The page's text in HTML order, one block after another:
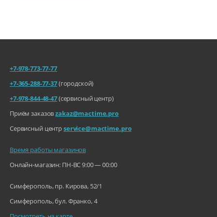
Разрешение:
12 Мп (широкоуголь
Диафрагма:
Зум:
Стабилизация:
Автоматическая стаб
Функции и технологии:
(до 63 Мп)
+7-978-773-77-77
+7-365-288-77-37(городской)
+7-978-844-48-47(сервисный центр)
Приём заказовzakaz@mactime.pro
Сервисный центрservice@mactime.pro
Время работы магазинов
Онлайн-магазин: ПН-ВС 9:00 — 00:00
Симферополь, пр. Кирова, 52/1
Симферополь, бул. Франко, 4